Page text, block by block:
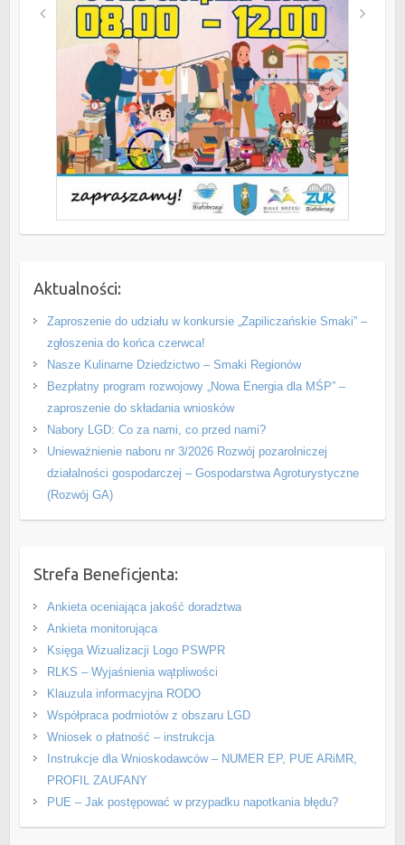
Aktualności:
Zaproszenie do udziału w konkursie „Zapiliczańskie Smaki” –
zgłoszenia do końca czerwca!
Nasze Kulinarne Dziedzictwo – Smaki Regionów
Bezpłatny program rozwojowy „Nowa Energia dla MŚP” –
zaproszenie do składania wniosków
Nabory LGD: Co za nami, co przed nami?
Unieważnienie naboru nr 3/2026 Rozwój pozarolniczej
działalności gospodarczej – Gospodarstwa Agroturystyczne
(Rozwój GA)
Strefa Beneficjenta:
Ankieta oceniająca jakość doradztwa
Ankieta monitorująca
Księga Wizualizacji Logo PSWPR
RLKS – Wyjaśnienia wątpliwości
Klauzula informacyjna RODO
Współpraca podmiotów z obszaru LGD
Wniosek o płatność – instrukcja
Instrukcje dla Wnioskodawców – NUMER EP, PUE ARiMR,
PROFIL ZAUFANY
PUE – Jak postępować w przypadku napotkania błędu?